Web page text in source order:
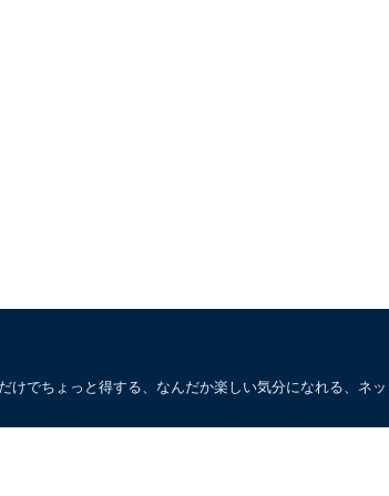
でちょっと得する、なんだか楽しい気分になれる、ネ